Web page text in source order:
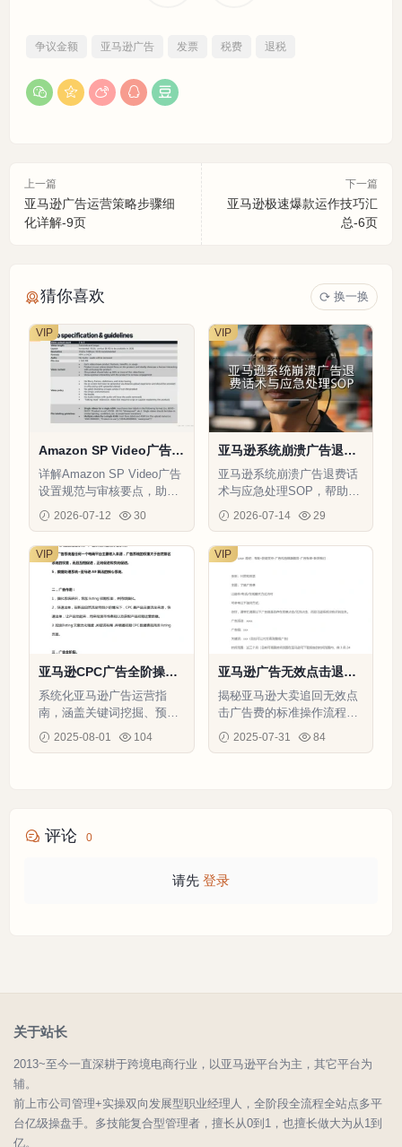
争议金额 亚马逊广告 发票 税费 退税
上一篇
亚马逊广告运营策略步骤细
化详解-9页
下一篇
亚马逊极速爆款运作技巧汇
总-6页
猜你喜欢 换一换
Amazon SP Video广告操
作指南-12页
详解Amazon SP Video广告
设置规范与审核要点，助力
提升转化率与广告合规性
2026-07-12 30
VIP
亚马逊系统崩溃广告退费
话术与应急处理SOP-7页
亚马逊系统崩溃广告退费话
术与应急处理SOP，帮助卖
家快速申请退费，降低损
失，提升退费成功率。
2026-07-14 29
VIP
亚马逊CPC广告全阶操作
指南-11页
系统化亚马逊广告运营指
南，涵盖关键词挖掘、预算
分配、ACOS控制等全链路
优化技巧
2025-08-01 104
VIP
亚马逊广告无效点击退款
操作指南-8页
揭秘亚马逊大卖追回无效点
击广告费的标准操作流程，
附客服沟通模板及成功案
例。
2025-07-31 84
VIP
评论 0
请先 登录
关于站长
2013~至今一直深耕于跨境电商行业，以亚马逊平台为主，其它平台为
辅。
前上市公司管理+实操双向发展型职业经理人，全阶段全流程全站点多平
台亿级操盘手。多技能复合型管理者，擅长从0到1，也擅长做大为从1到
亿。